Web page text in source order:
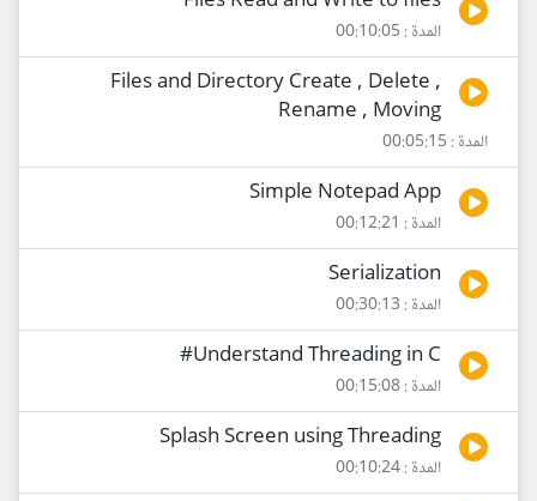
المدة : 00:10:05
Files and Directory Create , Delete ,
Rename , Moving
المدة : 00:05:15
Simple Notepad App
المدة : 00:12:21
Serialization
المدة : 00:30:13
Understand Threading in C#
المدة : 00:15:08
Splash Screen using Threading
المدة : 00:10:24